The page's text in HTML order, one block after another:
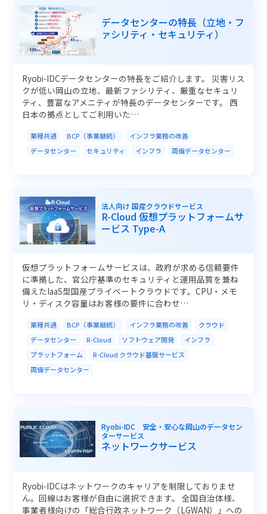
データセンターの特長（立地・フ
ァシリティ・セキュリティ）
Ryobi-IDCデータセンターの特長をご紹介します。 災害リス
クが低い岡山の立地、最新ファシリティ、厳重なセキュリ
ティ、豊富なアメニティが特長のデータセンターです。 西
日本の拠点としてご利用いた…
業種共通 BCP（事業継続）
インフラ業務の改善
データセンター
セキュリティ インフラ 両備データセンター
法人向け 国産クラウドサービス
R-Cloud 仮想プラットフォームサ
ービス Type-A
仮想プラットフォームサービスは、政府が求める信頼要件
に準拠した、官公庁基準のセキュリティと運用品質を兼ね
備えたIaaS型国産プライベートクラウドです。CPU・メモ
リ・ディスク容量はお客様の要件に合わせ…
業種共通 BCP（事業継続） インフラ業務の改善
クラウド
データセンター
R-Cloud ソフトウェア開発
インフラ
プラットフォーム
R-Cloud クラウド基盤サービス
両備データセンター
Ryobi-IDC 安全・安心な岡山のデータセン
ターサービス
ネットワークサービス
Ryobi-IDCはネットワークのキャリアを制限しておりませ
ん。回線はお客様が自由に選択できます。 全国自治体様、
事業者様向けの「総合行政ネットワーク（LGWAN）」への